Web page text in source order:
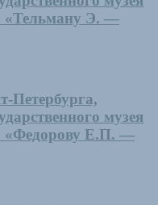
«Тельману Э. —
Петербурга,
музея
«Федорову Е.П. —